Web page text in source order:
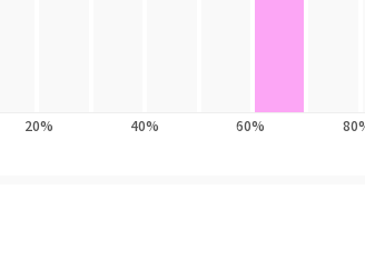
20% 40% 60%